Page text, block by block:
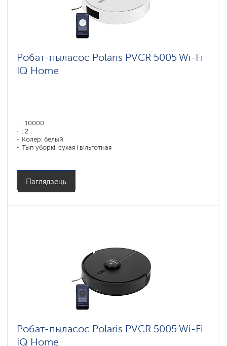
Робат-пыласос Polaris PVCR 5005 Wi-Fi
IQ Home
: 10000
: 2
Колер: белый
Тып уборкі: сухая і вільготная
Паглядзець
Робат-пыласос Polaris PVCR 5005 Wi-Fi
IQ Home